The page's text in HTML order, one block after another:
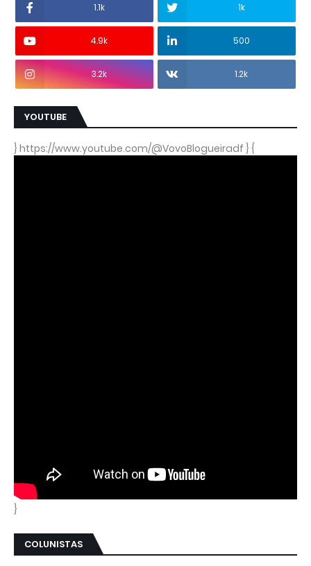
1.1k 1k
4.9k 500
3.2k 1.2k
YOUTUBE
} https://www.youtube.com/@VovoBlogueiradf } {
}
COLUNISTAS